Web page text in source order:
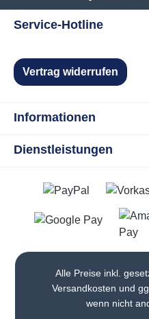
Service-Hotline
Vertrag widerrufen
Informationen
Dienstleistungen
Alle Preise inkl.
Versandkosten und
wenn nicht